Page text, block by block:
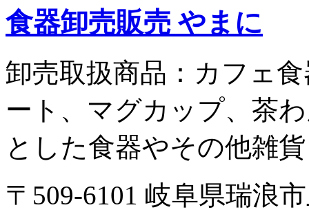
食器卸売販売 やまに
卸売取扱商品：カフェ
ート、マグカップ、茶
とした食器やその他雑貨
〒509-6101 岐阜県瑞浪